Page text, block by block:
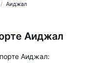
Аиджал
Аиджал
Аиджал: